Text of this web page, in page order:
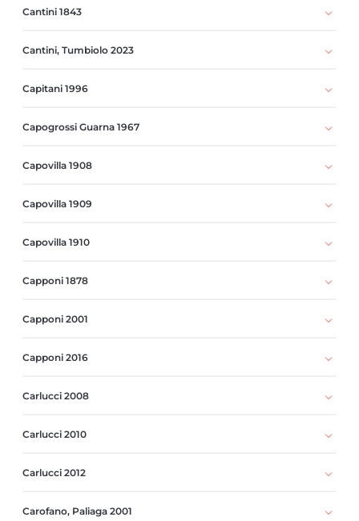
Cantini 1843
Cantini, Tumbiolo 2023
Capitani 1996
Capogrossi Guarna 1967
Capovilla 1908
Capovilla 1909
Capovilla 1910
Capponi 1878
Capponi 2001
Capponi 2016
Carlucci 2008
Carlucci 2010
Carlucci 2012
Carofano, Paliaga 2001